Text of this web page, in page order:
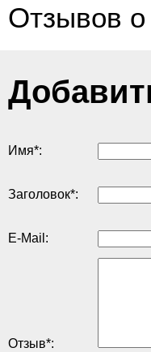
Отзывов о
Имя*:
Заголовок*:
E-Mail:
Отзыв*: